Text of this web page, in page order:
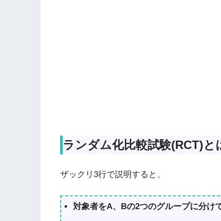
ランダム化比較試験(RCT)と
ザックリ3行で説明すると、
対象者をA、Bの2つのグループに分け